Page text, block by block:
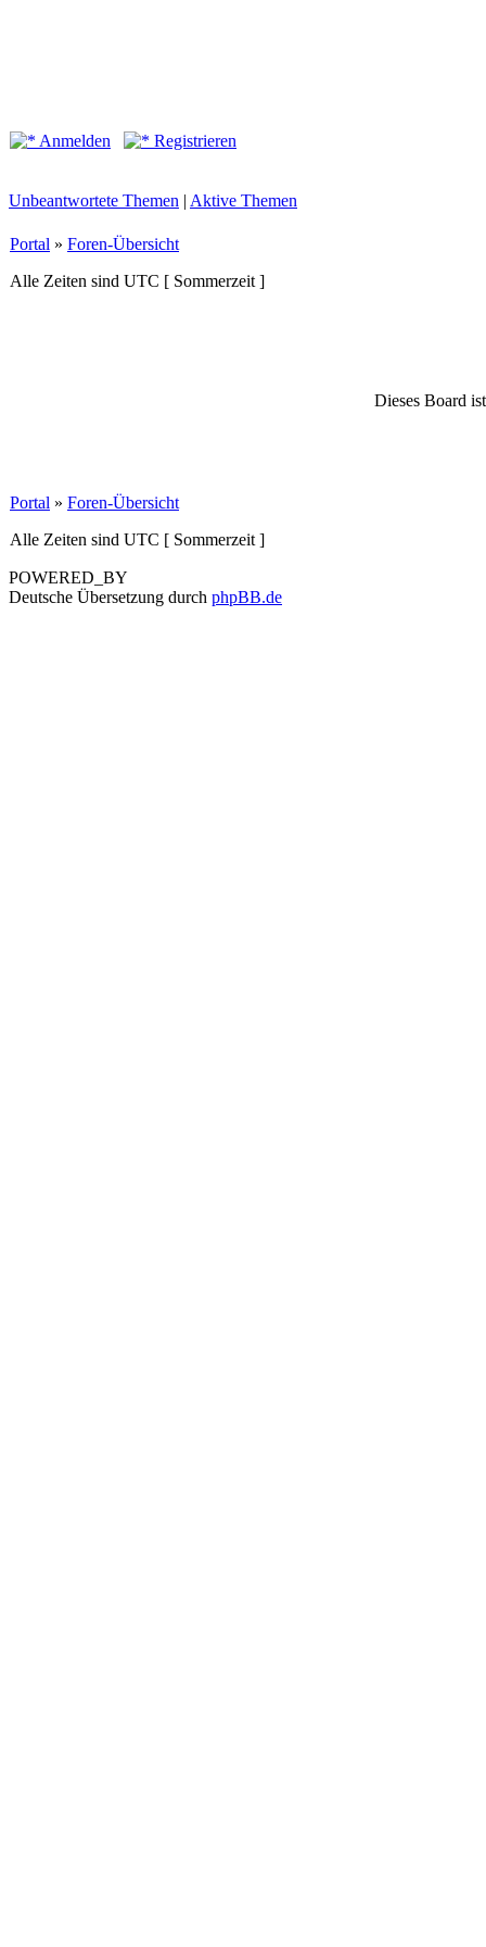
Anmelden Registrieren
Unbeantwortete Themen | Aktive Themen
Portal » Foren-Übersicht
Alle Zeiten sind UTC [ Sommerzeit ]
Dieses Board
Portal » Foren-Übersicht
Alle Zeiten sind UTC [ Sommerzeit ]
POWERED_BY
Deutsche Übersetzung durch phpBB.de